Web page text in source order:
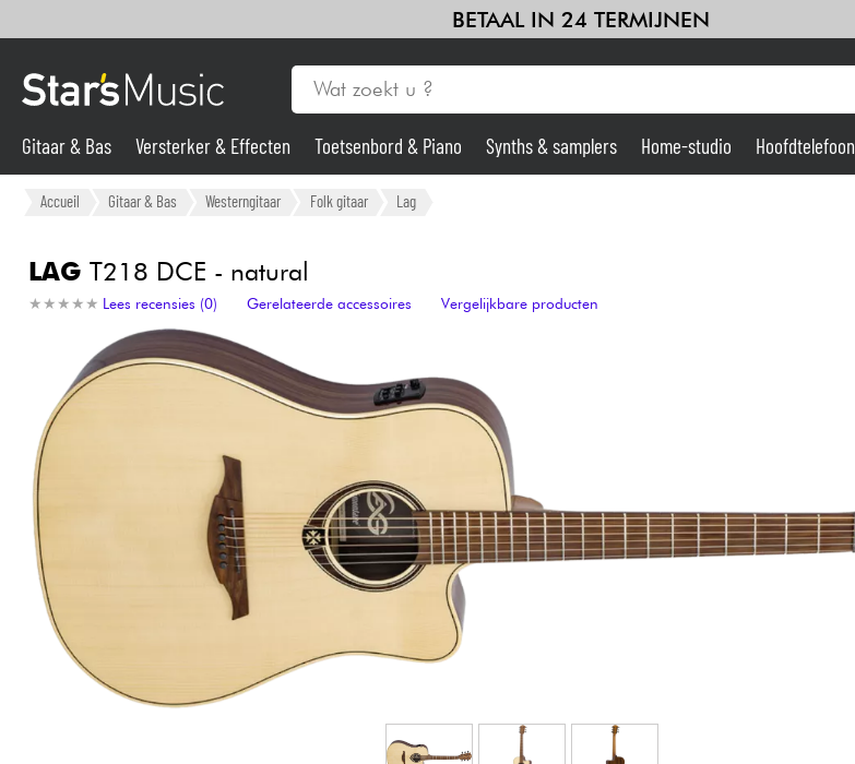
BETAAL IN 24 TERMIJNEN
Gitaar & Bas
Synths & samplers
Licht
Bekijk onze merken
Gitaar & Bas Versterker & Effecten Toetsenbord & Piano Synths & samplers Home-studio Hoofdtelefoon
Accueil Gitaar & Bas Westerngitaar Folk gitaar Lag
LAG T218 DCE - natural
★ ★ ★ ★ ★
★ ★ ★ ★ ★ Lees recensies (0) Gerelateerde accessoires Vergelijkbare producten